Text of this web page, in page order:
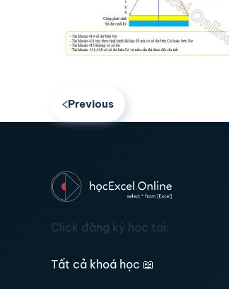
Previous
Click đăng ký học tại:
Tất cả khoá học 📖